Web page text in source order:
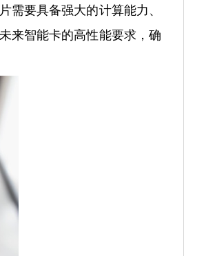
要具备强大的计算能力、
来智能卡的高性能要求，确